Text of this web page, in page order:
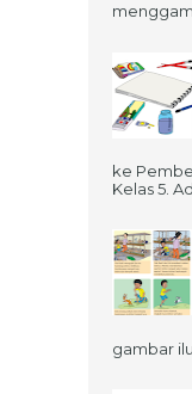
ke
Kelas 5.
gambar